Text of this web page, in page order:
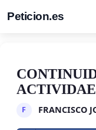
Peticion.es
F FRANCISCO